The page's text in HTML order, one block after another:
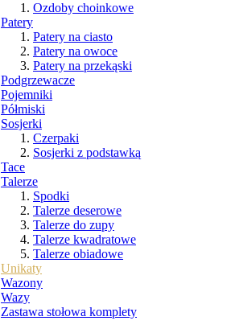
Ozdoby choinkowe
Patery
Patery na ciasto
Patery na owoce
Patery na przekąski
Podgrzewacze
Pojemniki
Półmiski
Sosjerki
Czerpaki
Sosjerki z podstawką
Tace
Talerze
Spodki
Talerze deserowe
Talerze do zupy
Talerze kwadratowe
Talerze obiadowe
Unikaty
Wazony
Wazy
Zastawa stołowa komplety